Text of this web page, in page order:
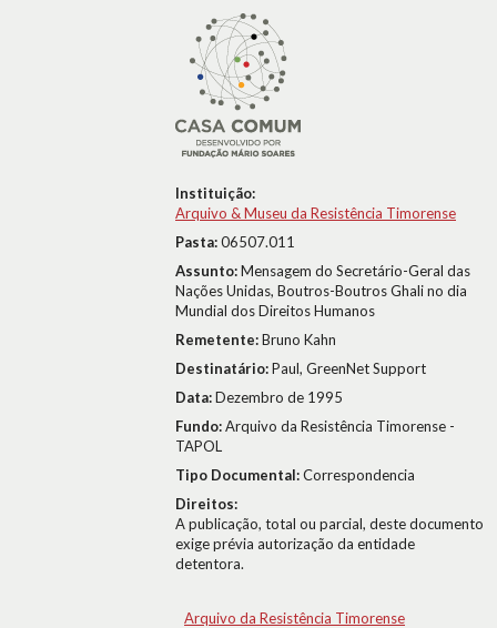
Instituição:
Arquivo & Museu da Resistência Timorense
Pasta:06507.011
Assunto:Mensagem do Secretário-Geral das
Nações Unidas, Boutros-Boutros Ghali no dia
Mundial dos Direitos Humanos
Remetente:Bruno Kahn
Destinatário:Paul, GreenNet Support
Data:Dezembro de 1995
Fundo:Arquivo da Resistência Timorense -
TAPOL
Tipo Documental:Correspondencia
Direitos:
A publicação, total ou parcial, deste documento
exige prévia autorização da entidade
detentora.
Arquivo da Resistência Timorense